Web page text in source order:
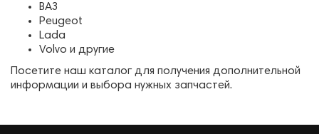
ВАЗ
Peugeot
Lada
Volvo и другие
Посетите наш каталог для получения дополнительной
информации и выбора нужных запчастей.